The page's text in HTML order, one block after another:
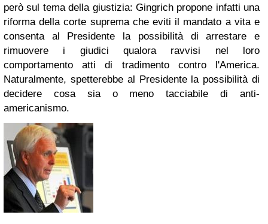
però sul tema della giustizia: Gingrich propone infatti una
riforma della corte suprema che eviti il mandato a vita e
consenta al Presidente la possibilità di arrestare e
rimuovere i giudici qualora ravvisi nel loro
comportamento atti di tradimento contro l'America.
Naturalmente, spetterebbe al Presidente la possibilità di
decidere cosa sia o meno tacciabile di anti-
americanismo.